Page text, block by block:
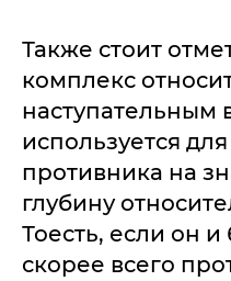
Также стоит
комплекс
наступательным
используется
противника на
глубину
Тоесть, если он
скорее всего